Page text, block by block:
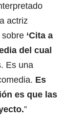
actriz
sobre ‘Cita a
del cual
Es una
Es
es que las
”